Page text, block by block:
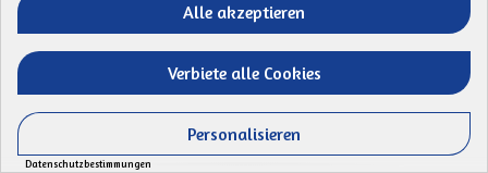
Ergebnisse nach Kategorie filtern:
22/06/2023
49
AUTOROUTE A35
VORSCHLAG ANZEIGEN
Alle akzeptieren
Verbiete alle Cookies
Personalisieren
Datenschutzbestimmungen